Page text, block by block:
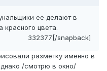
ее делают в
красного цвета.
332377[/snapback]
разметку именно в
/смотрю в окно/